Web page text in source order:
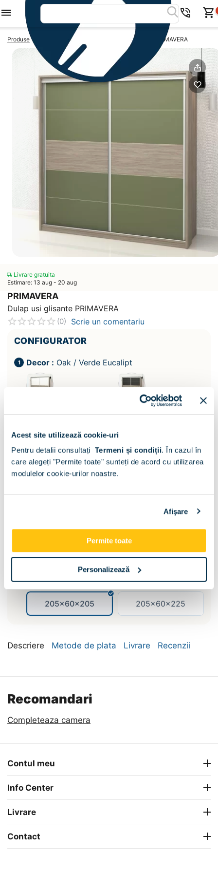
Acest site utilizează cookie-uri
Pentru detalii consultați Termeni și condiții. În cazul în
care alegeți "Permite toate" sunteți de acord cu utilizarea
modulelor cookie-urilor noastre.
Afişare
Permite toate
Personalizează
Produse Dulapuri usi glisante Dulap usi glisante PRIMAVERA
Livrare gratuita
Estimare: 13 aug - 20 aug
PRIMAVERA
Dulap usi glisante PRIMAVERA
(0) Scrie un comentariu
CONFIGURATOR
Decor : Oak / Verde Eucalipt
Sertare :
155x60x205
185x60x205 185x60x225
205x60x205 205x60x225
Descriere Metode de plata Livrare Recenzii
Recomandari
Completeaza camera
Contul meu
Info Center
Livrare
Contact